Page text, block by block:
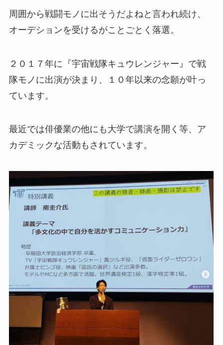
周囲から戦闘モノに出そうだよねと言われ続け、
オーデションを受けるがことごとく落選。
２０１７年に『宇宙戦隊キュウレンジャー』で戦
隊モノに出演が決まり、１０年以来の念願が叶っ
ています。
最近では俳優業の他にも大学で講演を開く等、ア
カデミックな活動もされています。